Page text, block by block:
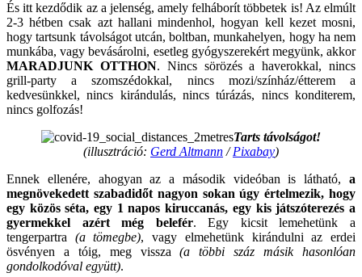
És itt kezdődik az a jelenség, amely felháborít többetek is! Az elmúlt
2-3 hétben csak azt hallani mindenhol, hogyan kell kezet mosni,
hogy tartsunk távolságot utcán, boltban, munkahelyen, hogy ha nem
munkába, vagy bevásárolni, esetleg gyógyszerekért megyünk, akkor
MARADJUNK OTTHON. Nincs sörözés a haverokkal, nincs
grill-party a szomszédokkal, nincs mozi/színház/étterem a
kedvesünkkel, nincs kirándulás, nincs túrázás, nincs konditerem,
nincs golfozás!
Tarts távolságot!
(illusztráció: Gerd Altmann /Pixabay)
Ennek ellenére, ahogyan az a második videóban is látható, a
megnövekedett szabadidőt nagyon sokan úgy értelmezik, hogy
egy közös séta, egy 1 napos kiruccanás, egy kis játszóterezés a
gyermekkel azért még belefér. Egy kicsit lemehetünk a
tengerpartra (a tömegbe), vagy elmehetünk kirándulni az erdei
ösvényen a tóig, meg vissza(a többi száz másik hasonlóan
gondolkodóval együtt).